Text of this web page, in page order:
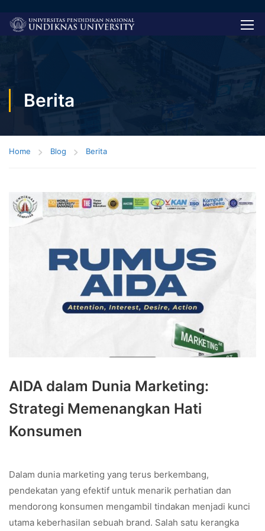
Berita
Home Blog Berita
AIDA dalam Dunia Marketing:
Strategi Memenangkan Hati
Konsumen
Dalam dunia marketing yang terus berkembang,
pendekatan yang efektif untuk menarik perhatian dan
mendorong konsumen mengambil tindakan menjadi kunci
utama keberhasilan sebuah brand. Salah satu kerangka